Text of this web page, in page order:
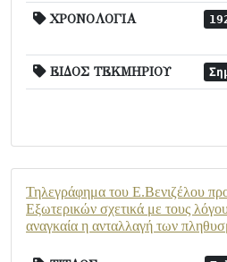
ΧΡΟΝΟΛΟΓΙΑ
ΕΙΔΟΣ ΤΕΚΜΗΡΙΟΥ
Τηλεγράφημα του Ε.Βενιζέλου
Εξωτερικών σχετικά με τους
αναγκαία η ανταλλαγή των